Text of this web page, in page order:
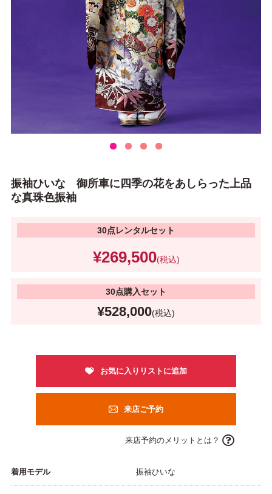
振袖ひいな 御所車に四季の花をあしらった上品
な真珠色振袖
30点レンタルセット
¥269,500(税込)
30点購入セット
¥528,000(税込)
来店ご予約
来店予約のメリットとは？
着用モデル 振袖ひいな